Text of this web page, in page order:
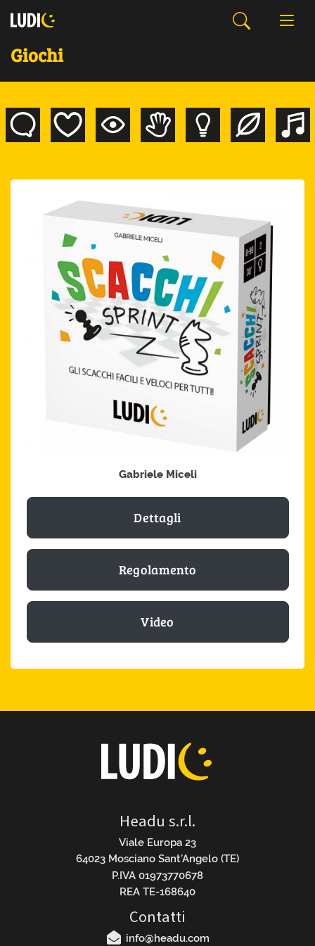
Giochi
Gabriele Miceli
Dettagli
Regolamento
Video
Headu s.r.l.
Viale Europa 23
64023 Mosciano Sant’Angelo (TE)
P.IVA 01973770678
REA TE-168640
Contatti
info@headu.com